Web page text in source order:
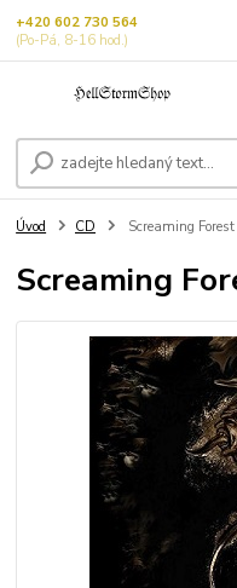
+420 602 730 564
(Po-Pá, 8-16 hod.)
Úvod CD Screaming
Screaming